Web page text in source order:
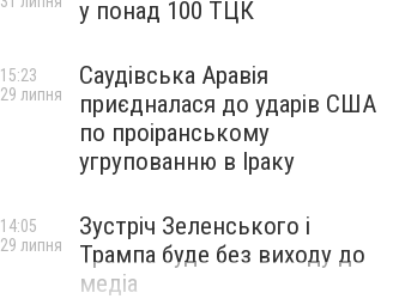
у понад 100 ТЦК
Саудівська Аравія
приєдналася до ударів США
по проіранському
угрупованню в Іраку
15:23
29 липня
Зустріч Зеленського і
Трампа буде без виходу до
медіа
14:05
29 липня